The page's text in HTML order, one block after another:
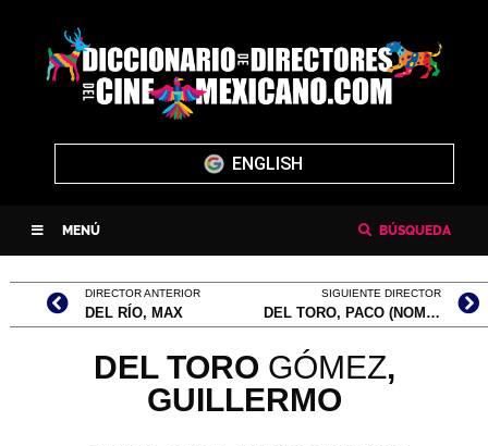
ENGLISH
MENÚ BÚSQUEDA
DIRECTOR ANTERIOR
DEL RÍO, MAX
SIGUIENTE DIRECTOR
DEL TORO, PACO (NOMBRE COMPLETO, FRANCISCO JOSÉ DEL TORO GÁMEZ)
DEL TORO GÓMEZ,
GUILLERMO